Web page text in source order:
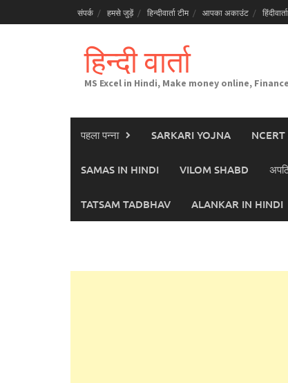
to
संपर्क हमसे जुड़ें हिन्दीवार्ता टीम आपका अकाउंट
हिन्दी वार्ता
MS Excel in Hindi, Make money online,
पहला पन्ना SARKARI YOJNA
SAMAS IN HINDI VILOM SHABD
TATSAM TADBHAV ALANKAR IN HINDI